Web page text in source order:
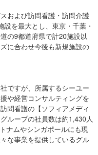
および訪問看護・訪問介護
を最大とし、東京・千葉・
の9都道府県で計20施設以
に合わせ今後も新規施設の
ですが、所属するシーユー
や経営コンサルティングを
問看護の【ソフィアメディ
ループの社員数は約1,430人
ナムやシンガポールにも現
な事業を提供しているグル